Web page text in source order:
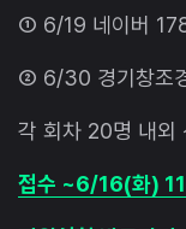
① 6/19 네이버
② 6/30 경기창조
각 회차 20명 내외
접수 ~6/16(화)